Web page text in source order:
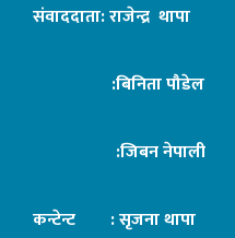
संवाददाता: राजेन्द्र थापा
:बिनिता पौडेल
:जिबन नेपाली
कन्टेन्ट : सृजना थापा